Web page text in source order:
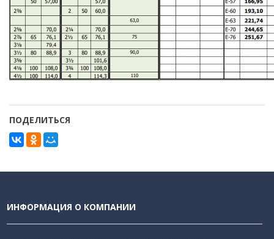
ПОДЕЛИТЬСЯ
ИНФОРМАЦИЯ О КОМПАНИИ